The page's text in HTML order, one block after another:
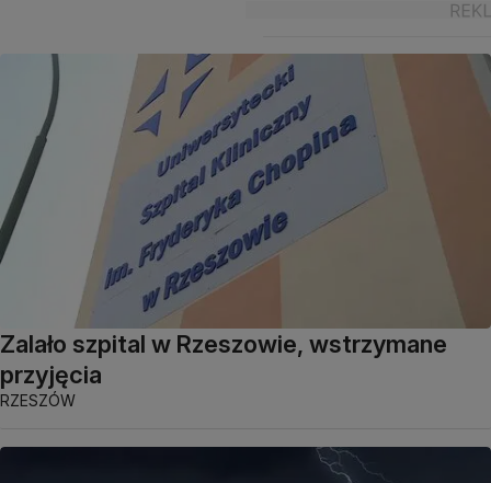
Zalało szpital w Rzeszowie, wstrzymane
przyjęcia
RZESZÓW